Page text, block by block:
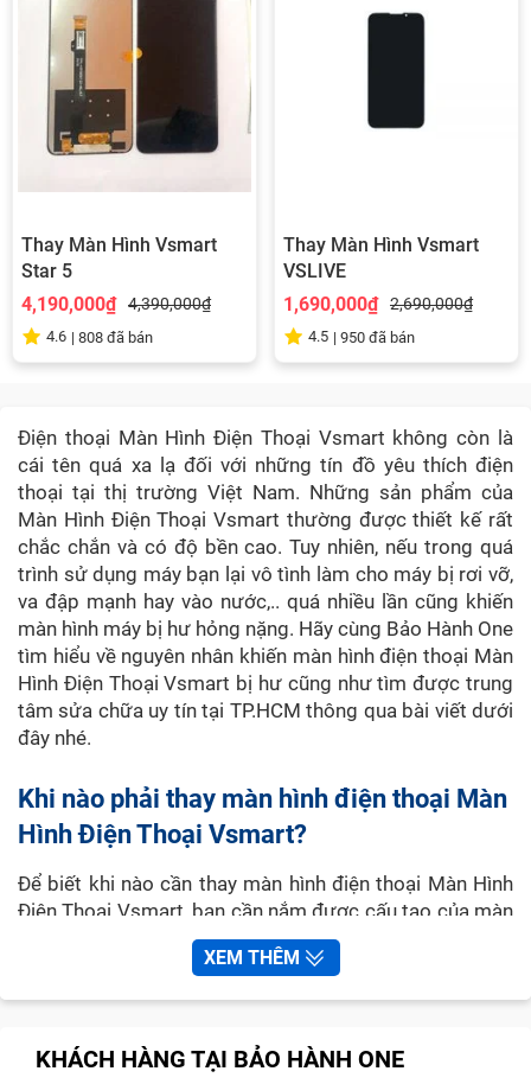
Thay Màn Hình Vsmart
Star 5
4,190,000₫
4,390,000₫
4.6 | 808 đã bán
Thay Màn Hình Vsmart
VSLIVE
1,690,000₫
2,690,000₫
4.5 | 950 đã bán
Điện thoại Màn Hình Điện Thoại Vsmart không còn là
cái tên quá xa lạ đối với những tín đồ yêu thích điện
thoại tại thị trường Việt Nam. Những sản phẩm của
Màn Hình Điện Thoại Vsmart thường được thiết kế rất
chắc chắn và có độ bền cao. Tuy nhiên, nếu trong quá
trình sử dụng máy bạn lại vô tình làm cho máy bị rơi vỡ,
va đập mạnh hay vào nước,.. quá nhiều lần cũng khiến
màn hình máy bị hư hỏng nặng. Hãy cùng Bảo Hành One
tìm hiểu về nguyên nhân khiến màn hình điện thoại Màn
Hình Điện Thoại Vsmart bị hư cũng như tìm được trung
tâm sửa chữa uy tín tại TP.HCM thông qua bài viết dưới
đây nhé.
Khi nào phải thay màn hình điện thoại Màn
Hình Điện Thoại Vsmart?
Để biết khi nào cần thay màn hình điện thoại Màn Hình
Điện Thoại Vsmart, bạn cần nắm được cấu tạo của màn
hình điện thoại Màn Hình Điện Thoại Vsmart trước.
Cũng như hầu hết các dòng smartphone khác, màn hình
Màn hình LCD
XEM THÊM
KHÁCH HÀNG TẠI BẢO HÀNH ONE